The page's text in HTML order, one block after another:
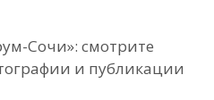
Сочи»: смотрите
и публикации